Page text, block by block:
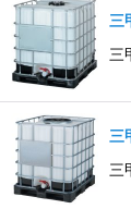
三
三
三
三